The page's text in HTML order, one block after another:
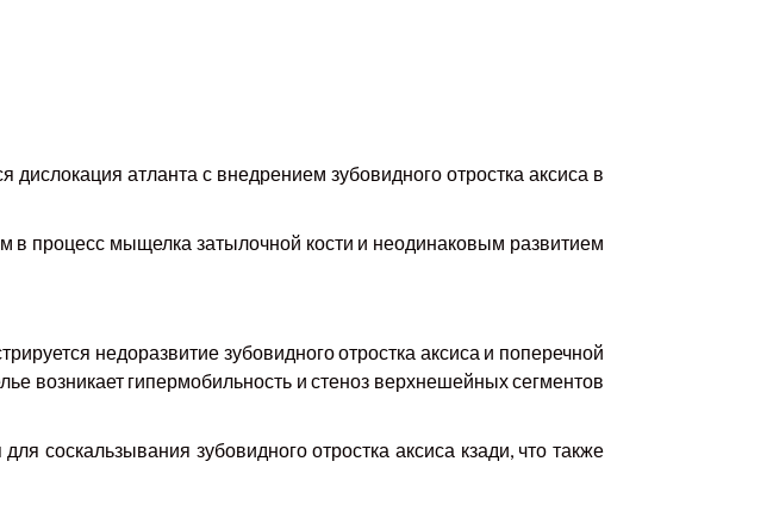
дислокация атланта с внедрением зубовидного отростка аксиса в
в процесс мыщелка затылочной кости и неодинаковым развитием
недоразвитие зубовидного отростка аксиса и поперечной
возникает гипермобильность и стеноз верхнешейных сегментов
соскальзывания зубовидного отростка аксиса кзади, что также